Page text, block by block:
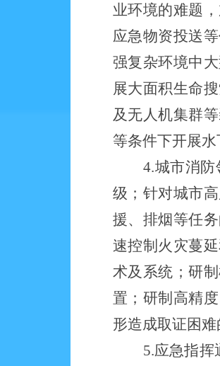
业环境的难题
应急物资投送
强复杂环境中
展大面积生命
及无人机集群
等条件下开展
4.城市消
级；针对城市
援、排烟等任
速控制火灾蔓
术及系统；研
置；研制高精
形造成取证困
5.应急指挥